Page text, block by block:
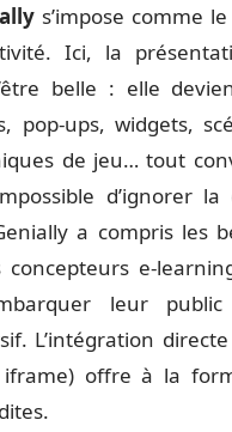
s’impose comme
Ici, la
belle : elle
pop-ups, widgets,
de jeu… tout
d’ignorer la
a compris les
e-
leur
L’intégration
iframe) offre à la